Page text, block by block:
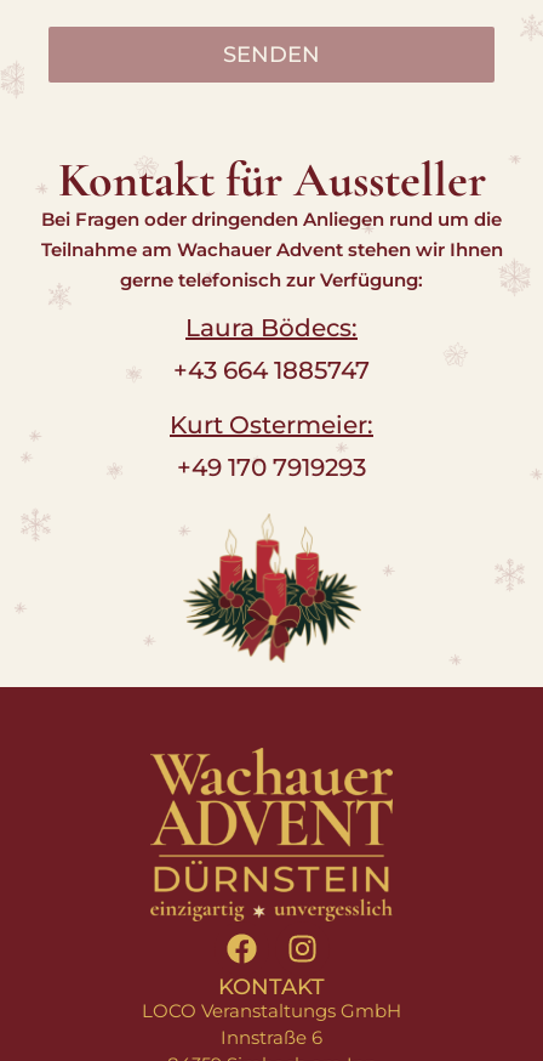
SENDEN
Kontakt für Aussteller
Bei Fragen oder dringenden Anliegen rund um die
Teilnahme am Wachauer Advent stehen wir Ihnen
gerne telefonisch zur Verfügung:
Laura Bödecs:
+43 664 1885747
Kurt Ostermeier:
+49 170 7919293
KONTAKT
LOCO Veranstaltungs GmbH
Innstraße 6